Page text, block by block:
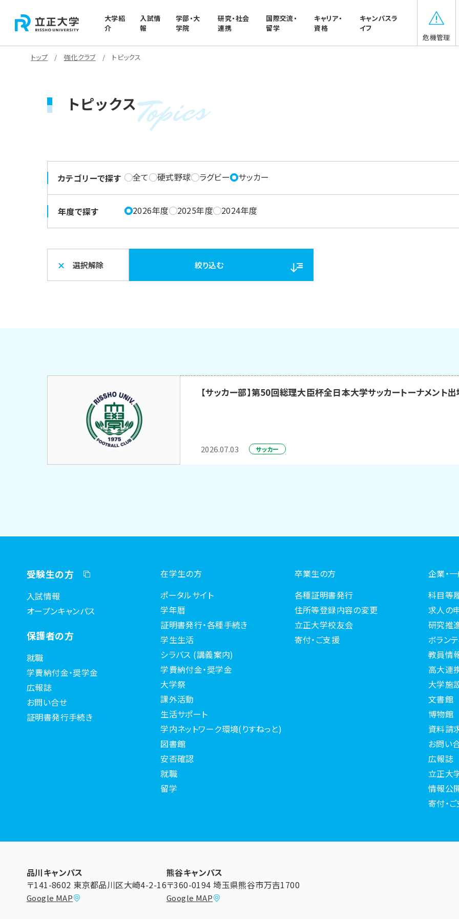
大学紹
介
入試情
報
学部・大
学院
研究・社会
連携
国際交流・
留学
キャリア・
資格
キャンパスラ
イフ
危機管理
トップ 強化クラブ トピックス
トピックスTopics
カテゴリーで探す 全て 硬式野球 ラグビー サッカー
年度で探す 2026年度 2025年度 2024年度
選択解除 絞り込む
【サッカー部】第50回総理大臣杯全日本大学サッカートーナメント
2026.07.03 サッカー
受験生の方
入試情報
オープンキャンパス
保護者の方
就職
学費納付金・奨学金
広報誌
お問い合せ
証明書発行手続き
在学生の方
ポータルサイト
学年暦
証明書発行・各種手続き
学生生活
シラバス (講義案内)
学費納付金・奨学金
大学祭
課外活動
生活サポート
学内ネットワーク環境(りすねっと)
図書館
安否確認
就職
留学
卒業生の方
各種証明書発行
住所等登録内容の変更
立正大学校友会
寄付・ご支援
企業・
科目等
求人の
研究推
ボラン
教員情
高大連
大学施
文書館
博物館
資料請
お問い
広報誌
立正大
情報公
寄付・
品川キャンパス
〒141-8602 東京都品川区大崎4-2-16
Google MAP
熊谷キャンパス
〒360-0194 埼玉県熊谷市万吉1700
Google MAP